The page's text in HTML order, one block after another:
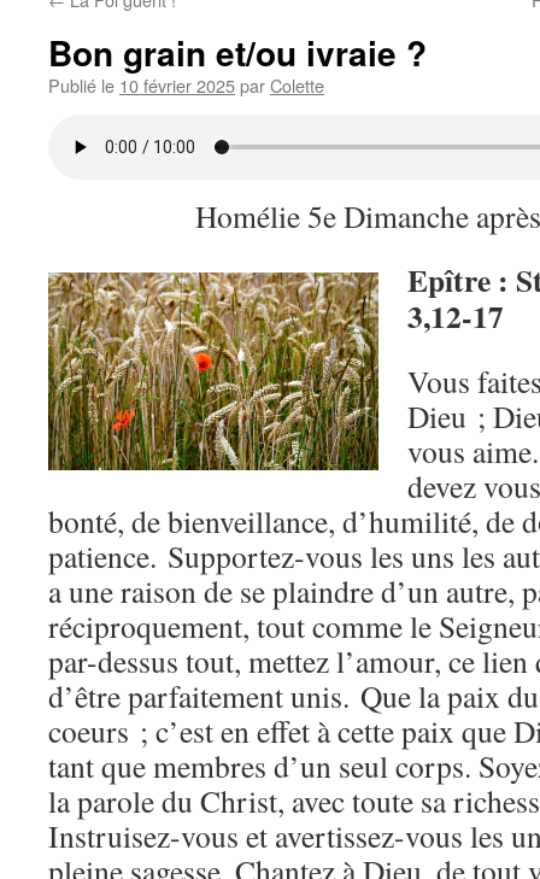
Bon grain et/ou ivraie ?
Publié le 10 février 2025parColette
Homélie 5e Dimanche
Epître :
3,12-17
Vous
Dieu ;
vous
devez
bonté, de bienveillance, d’humilité, de
patience. Supportez-vous les uns les
a une raison de se plaindre d’un autre,
réciproquement, tout comme le
par-dessus tout, mettez l’amour, ce
d’être parfaitement unis. Que la paix
coeurs ; c’est en effet à cette paix que
tant que membres d’un seul corps.
la parole du Christ, avec toute sa
Instruisez-vous et avertissez-vous les
pleine sagesse. Chantez à Dieu, de tout